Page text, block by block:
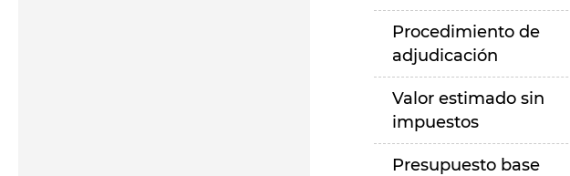
Procedimiento de
adjudicación
Valor estimado sin
impuestos
Presupuesto base